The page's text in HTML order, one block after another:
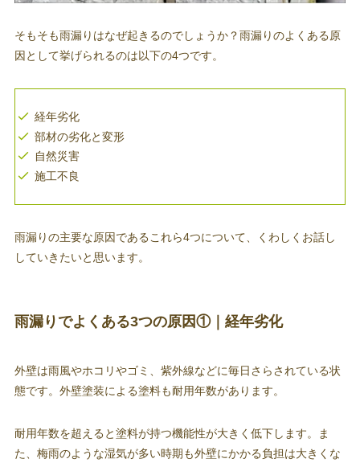
そもそも雨漏りはなぜ起きるのでしょうか？雨漏りのよくある原
因として挙げられるのは以下の4つです。
経年劣化
部材の劣化と変形
自然災害
施工不良
雨漏りの主要な原因であるこれら4つについて、くわしくお話し
していきたいと思います。
雨漏りでよくある3つの原因①｜経年劣化
外壁は雨風やホコリやゴミ、紫外線などに毎日さらされている状
態です。外壁塗装による塗料も耐用年数があります。
耐用年数を超えると塗料が持つ機能性が大きく低下します。ま
た、梅雨のような湿気が多い時期も外壁にかかる負担は大きくな